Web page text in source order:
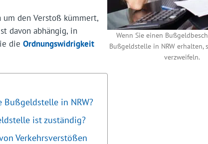
Wenn Sie einen
Bußgeldstelle in NRW erhalten,
verzweifeln.
den Verstoß kümmert,
davon abhängig, in
die Ordnungswidrigkeit
Bußgeldstelle in NRW?
ist zuständig?
Verkehrsverstößen